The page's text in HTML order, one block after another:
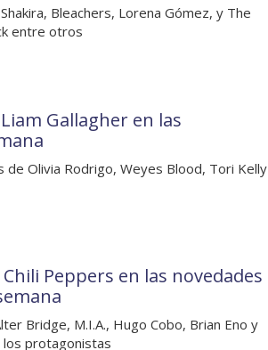
Bleachers, Lorena Gómez, y The
entre otros
Gallagher en las
de Olivia Rodrigo, Weyes Blood, Tori Kelly
Peppers en las novedades
Bridge, M.I.A., Hugo Cobo, Brian Eno y
los protagonistas